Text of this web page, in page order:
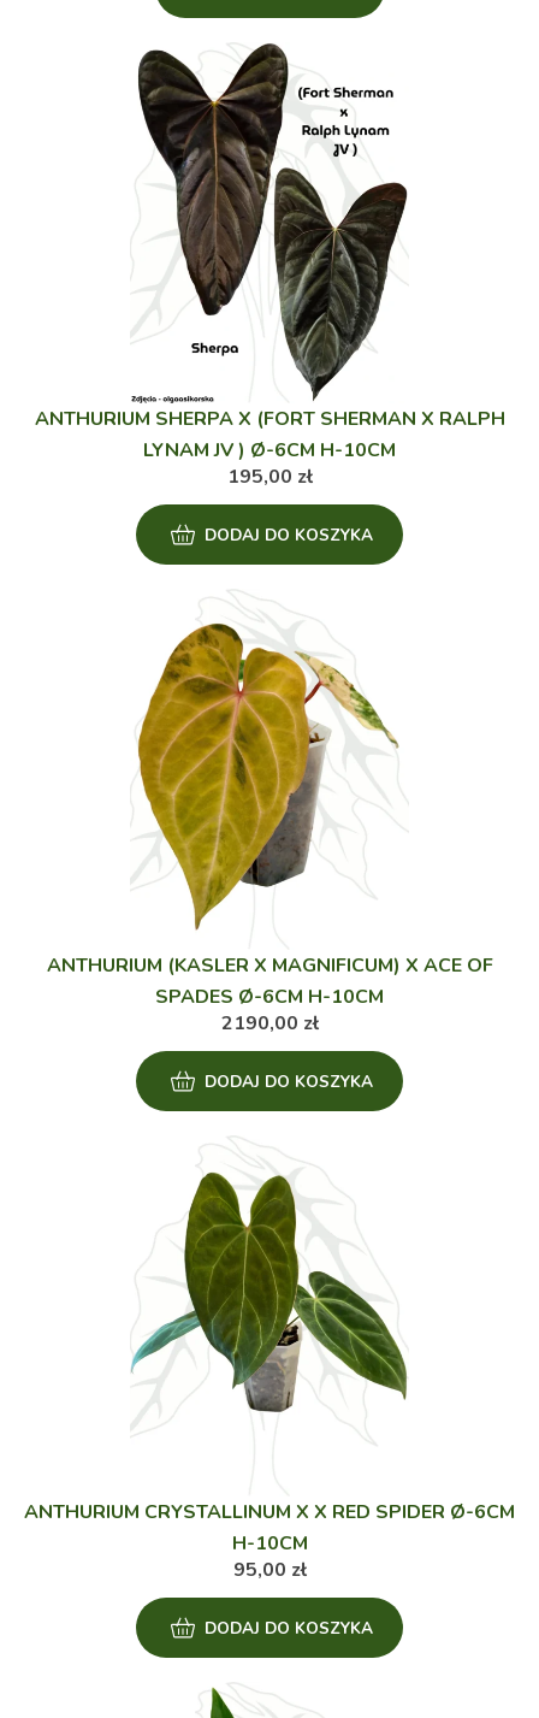
wiele
wariantów.
Opcje
można
wybrać
stronie
produktu
ANTHURIUM SHERPA X (FORT SHERMAN X RALPH
LYNAM JV ) Ø-6CM H-10CM
195,00 zł
DODAJ DO KOSZYKA
ANTHURIUM (KASLER X MAGNIFICUM) X ACE OF
SPADES Ø-6CM H-10CM
2190,00 zł
DODAJ DO KOSZYKA
ANTHURIUM CRYSTALLINUM X X RED SPIDER Ø-6CM
H-10CM
95,00 zł
DODAJ DO KOSZYKA